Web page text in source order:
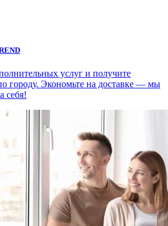
услуг и получите
городу. Экономьте на доставке — мы
себя!